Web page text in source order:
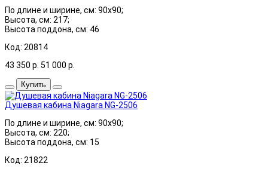
По длине и ширине, см: 90x90;
Высота, см: 217;
Высота поддона, см: 46
Код: 20814
43 350 р. 51 000 р.
Купить
Душевая кабина Niagara NG-2506
По длине и ширине, см: 90x90;
Высота, см: 220;
Высота поддона, см: 15
Код: 21822